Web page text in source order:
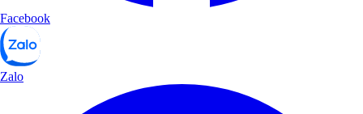
Facebook
Zalo